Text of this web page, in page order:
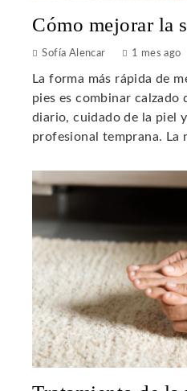
Cómo mejorar la
Sofía Alencar 1 mes ago
La forma más rápida de
pies es combinar calzado
diario, cuidado de la piel
profesional temprana. La